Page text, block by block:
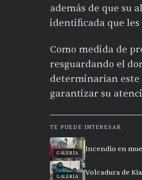
además de que su
identificada que
Como medida de
resguardando el
determinarían este
garantizar su
TE PUEDE INTERESAR
GALERÍA Incendio en
GALERÍA Volcadura de